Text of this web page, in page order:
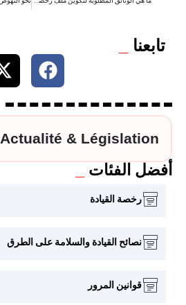
تابعنا
Actualité & Législation
أفضل الفئات
رخصة القيادة
نصائح القيادة والسلامة على الطرق
قوانين المرور